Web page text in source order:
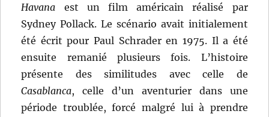
Havana est un film américain réalisé par
Sydney Pollack. Le scénario avait initialement
été écrit pour Paul Schrader en 1975. Il a été
ensuite remanié plusieurs fois. L’histoire
présente des similitudes avec celle de
Casablanca, celle d’un aventurier dans une
période troublée, forcé malgré lui à prendre